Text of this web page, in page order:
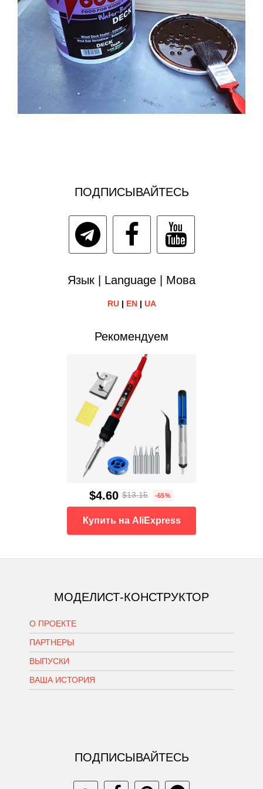
ПОДПИСЫВАЙТЕСЬ
Язык | Language | Мова
RU| EN| UA
Рекомендуем
$4.60 $13.15 -65%
Купить на AliExpress
МОДЕЛИСТ-КОНСТРУКТОР
О ПРОЕКТЕ
ПАРТНЕРЫ
ВЫПУСКИ
ВАША ИСТОРИЯ
ПОДПИСЫВАЙТЕСЬ